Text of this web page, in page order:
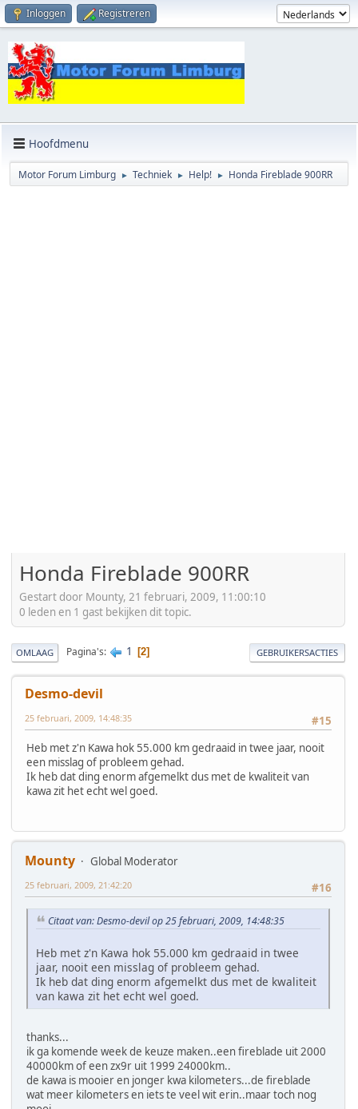
Inloggen Registreren
Hoofdmenu
Motor Forum Limburg ► Techniek ► Help! ► Honda Fireblade 900RR
Honda Fireblade 900RR
Gestart door Mounty, 21 februari, 2009, 11:00:10
0 leden en 1 gast bekijken dit topic.
OMLAAG Pagina's 1 2 GEBRUIKERSACTIES
Desmo-devil
#15
25 februari, 2009, 14:48:35
Heb met z'n Kawa hok 55.000 km gedraaid in twee jaar, nooit
een misslag of probleem gehad.
Ik heb dat ding enorm afgemelkt dus met de kwaliteit van
kawa zit het echt wel goed.
Mounty
Global Moderator
#16
25 februari, 2009, 21:42:20
Citaat van: Desmo-devil op 25 februari, 2009, 14:48:35
Heb met z'n Kawa hok 55.000 km gedraaid in twee
jaar, nooit een misslag of probleem gehad.
Ik heb dat ding enorm afgemelkt dus met de kwaliteit
van kawa zit het echt wel goed.
thanks...
ik ga komende week de keuze maken..een fireblade uit 2000
40000km of een zx9r uit 1999 24000km..
de kawa is mooier en jonger kwa kilometers...de fireblade
wat meer kilometers en iets te veel wit erin..maar toch nog